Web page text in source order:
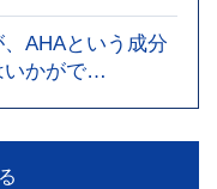
AHAという成分
いかがで…